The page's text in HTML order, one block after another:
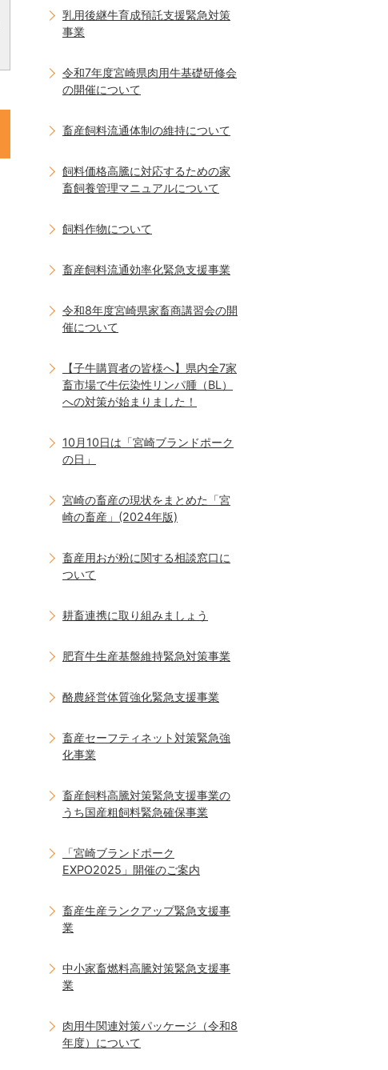
乳用後継牛育成預託支援緊急対策
事業
令和7年度宮崎県肉用牛基礎研修会
の開催について
畜産飼料流通体制の維持について
飼料価格高騰に対応するための家
畜飼養管理マニュアルについて
飼料作物について
畜産飼料流通効率化緊急支援事業
令和8年度宮崎県家畜商講習会の開
催について
【子牛購買者の皆様へ】県内全7家
畜市場で牛伝染性リンパ腫（BL）
への対策が始まりました！
10月10日は「宮崎ブランドポーク
の日」
宮崎の畜産の現状をまとめた「宮
崎の畜産」(2024年版)
畜産用おが粉に関する相談窓口に
ついて
耕畜連携に取り組みましょう
肥育牛生産基盤維持緊急対策事業
酪農経営体質強化緊急支援事業
畜産セーフティネット対策緊急強
化事業
畜産飼料高騰対策緊急支援事業の
うち国産粗飼料緊急確保事業
「宮崎ブランドポーク
EXPO2025」開催のご案内
畜産生産ランクアップ緊急支援事
業
中小家畜燃料高騰対策緊急支援事
業
肉用牛関連対策パッケージ（令和8
年度）について